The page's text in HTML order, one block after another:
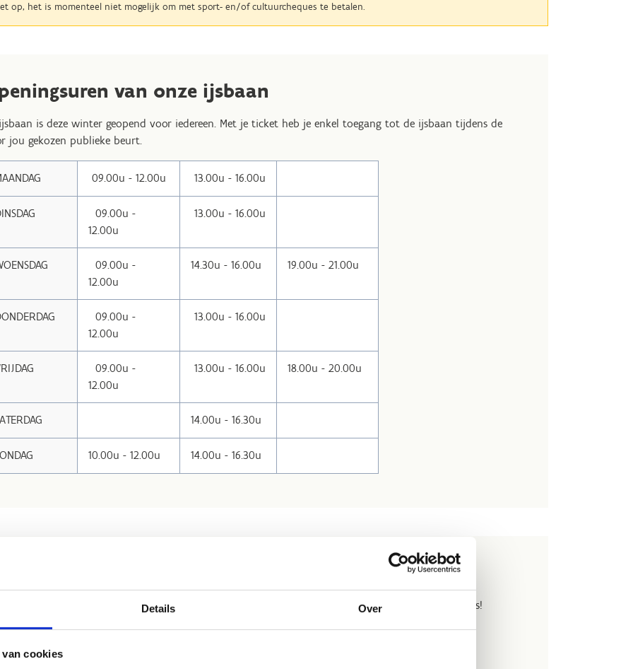
Details Over
cookies
op, het is momenteel niet mogelijk om met sport- en/of cultuurcheques te betalen.
van onze ijsbaan
is deze winter geopend voor iedereen. Met je ticket heb je enkel toegang tot de ijsbaan tijdens de
jou gekozen publieke beurt.
09.00u - 12.00u 13.00u - 16.00u
09.00u -
12.00u
13.00u - 16.00u
09.00u -
12.00u
14.30u - 16.00u 19.00u - 21.00u
09.00u -
12.00u
13.00u - 16.00u
09.00u -
12.00u
13.00u - 16.00u 18.00u - 20.00u
14.00u - 16.30u
10.00u - 12.00u 14.00u - 16.30u
openingsuren tijdens de herfstvakantie:
de herfstvakantie kan je bij ons extra veel komen schaatsen én organiseren we al eens iets leuks!
30/10 - 18.00 - 23.00 uur:Discoschaatsen
02/11 - 10.00 - 12.00 uur: